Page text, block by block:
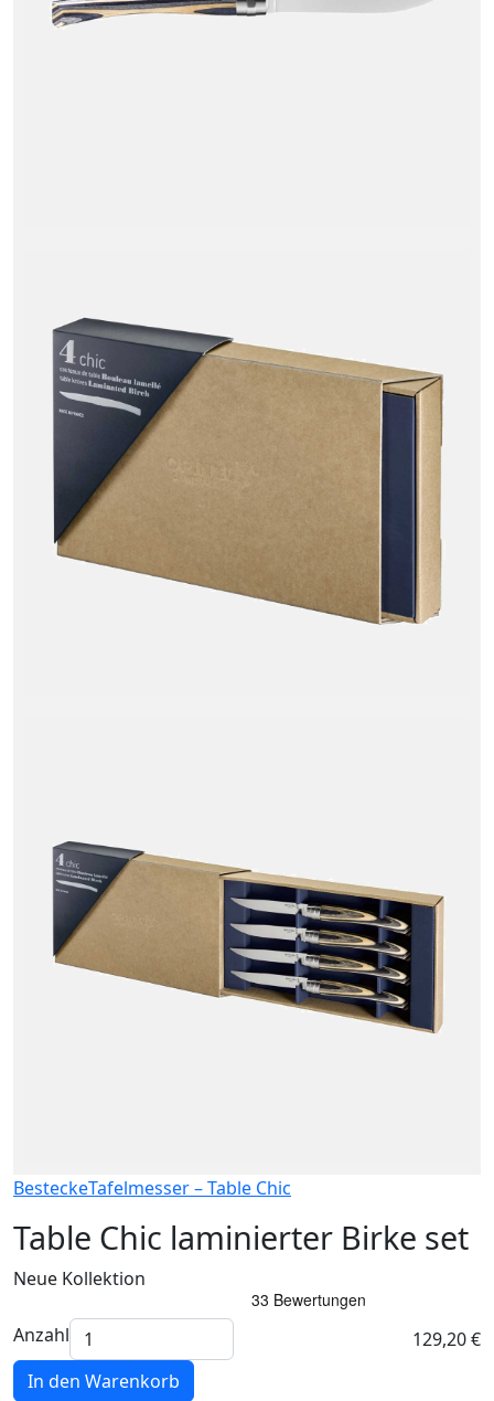
BesteckeTafelmesser – Table Chic
Table Chic laminierter Birke set
Neue Kollektion
Anzahl
129,20 €
In den Warenkorb